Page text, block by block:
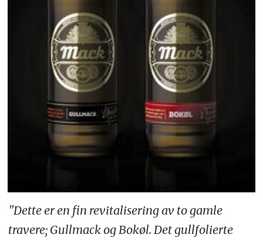
"Dette er en fin revitalisering av to gamle
travere; Gullmack og Bokøl. Det gullfolierte